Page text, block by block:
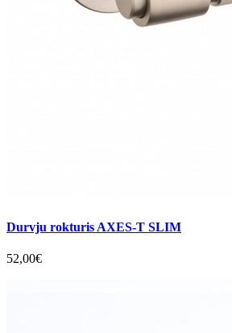
Durvju rokturis AXES-T SLIM
52,00€